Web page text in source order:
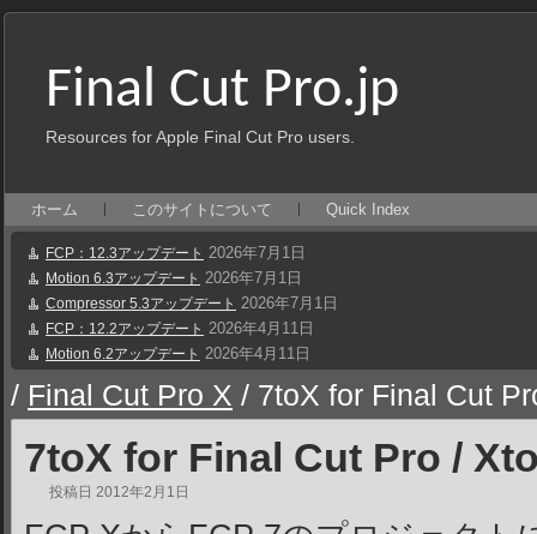
Final Cut Pro.jp
Resources for Apple Final Cut Pro users.
ホーム このサイトについて Quick Index
FCP：12.3アップデート 2026年7月1日
Motion 6.3アップデート 2026年7月1日
Compressor 5.3アップデート 2026年7月1日
FCP：12.2アップデート 2026年4月11日
Motion 6.2アップデート 2026年4月11日
/ Final Cut Pro X / 7toX for Final Cut
7toX for Final Cut Pro /
投稿日 2012年2月1日